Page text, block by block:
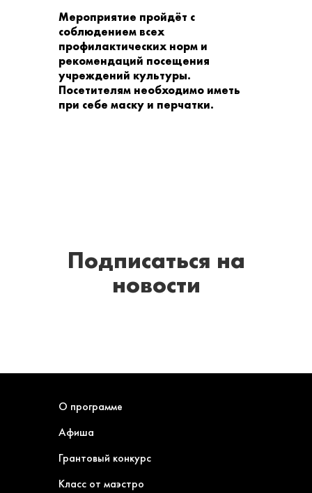
Мероприятие пройдёт с
соблюдением всех
профилактических норм и
рекомендаций посещения
учреждений культуры.
Посетителям необходимо иметь
при себе маску и перчатки.
Подписаться на
новости
О программе
Афиша
Грантовый конкурс
Класс от маэстро